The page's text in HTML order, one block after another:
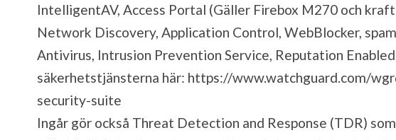
IntelligentAV, Access Portal (Gäller Firebox M270 och
Network Discovery, Application Control, WebBlocker,
Antivirus, Intrusion Prevention Service, Reputation
säkerhetstjänsterna här: https://www.watchguard.com/
security-suite
Ingår gör också Threat Detection and Response (TDR)